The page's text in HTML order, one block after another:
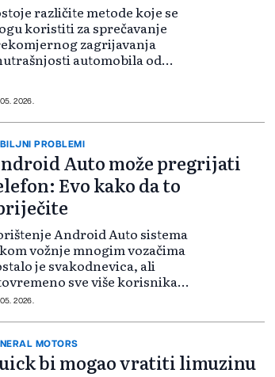
različite metode koje se
koristiti za sprečavanje
zagrijavanja
automobila od
2026.
PROBLEMI
Auto može pregrijati
Evo kako da to
Android Auto sistema
vožnje mnogim vozačima
je svakodnevica, ali
sve više korisnika
ozbiljne probleme sa
2026.
MOTORS
bi mogao vratiti limuzinu